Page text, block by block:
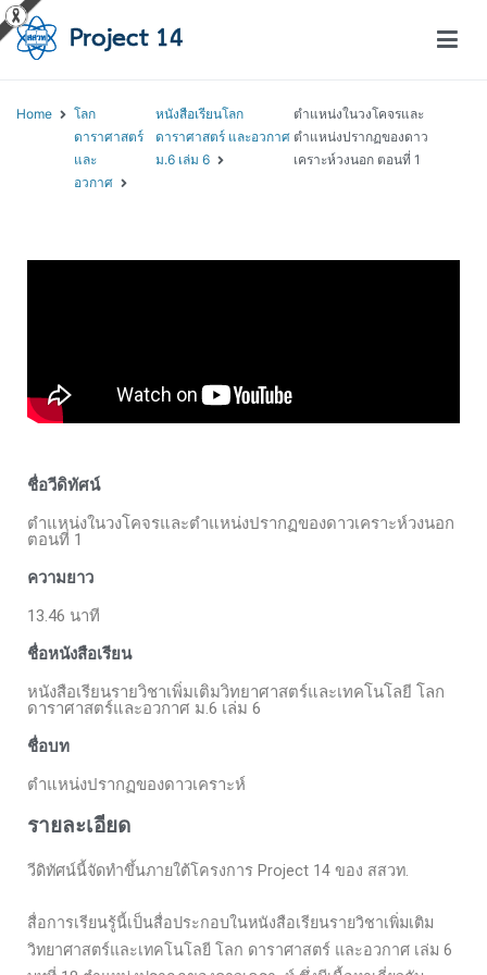
Home
โลก
ดาราศาสตร์
และ
อวกาศ
หนังสือเรียนโลก
ดาราศาสตร์ และอวกาศ
ม.6 เล่ม 6
ตำแหน่งในวงโคจรและ
ตำแหน่งปรากฏของดาว
เคราะห์วงนอก ตอนที่ 1
ชื่อวีดิทัศน์
ตำแหน่งในวงโคจรและตำแหน่งปรากฏของดาวเคราะห์วงนอก
ตอนที่ 1
ความยาว
13.46 นาที
ชื่อหนังสือเรียน
หนังสือเรียนรายวิชาเพิ่มเติมวิทยาศาสตร์และเทคโนโลยี โลก
ดาราศาสตร์และอวกาศ ม.6 เล่ม 6
ชื่อบท
ตำแหน่งปรากฏของดาวเคราะห์
รายละเอียด
วีดิทัศน์นี้จัดทำขึ้นภายใต้โครงการ Project 14 ของ สสวท.
สื่อการเรียนรู้นี้เป็นสื่อประกอบในหนังสือเรียนรายวิชาเพิ่มเติม
วิทยาศาสตร์และเทคโนโลยี โลก ดาราศาสตร์ และอวกาศ เล่ม 6